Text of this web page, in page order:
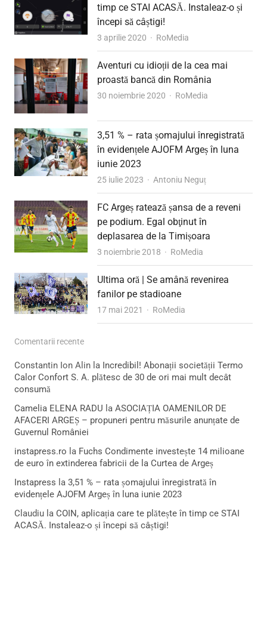
timp ce STAI ACASĂ. Instaleaz-o și
începi să câștigi!
3 aprilie 2020 Author
RoMedia
Aventuri cu idioții de la cea mai
proastă bancă din România
30 noiembrie 2020 Author
RoMedia
3,51 % – rata șomajului înregistrată
în evidențele AJOFM Argeș în luna
iunie 2023
25 iulie 2023 Author
Antoniu Neguț
FC Argeș ratează șansa de a reveni
pe podium. Egal obţinut în
deplasarea de la Timișoara
3 noiembrie 2018 Author
RoMedia
Ultima oră | Se amână revenirea
fanilor pe stadioane
17 mai 2021 Author
RoMedia
Comentarii recente
Constantin Ion Alin la Incredibil! Abonații societății Termo
Calor Confort S. A. plătesc de 30 de ori mai mult decât
consumă
Camelia ELENA RADU la ASOCIAȚIA OAMENILOR DE
AFACERI ARGEȘ – propuneri pentru măsurile anunțate de
Guvernul României
instapress.ro la Fuchs Condimente investește 14 milioane
de euro în extinderea fabricii de la Curtea de Argeș
Instapress la 3,51 % – rata șomajului înregistrată în
evidențele AJOFM Argeș în luna iunie 2023
Claudiu la COIN, aplicația care te plătește în timp ce STAI
ACASĂ. Instaleaz-o și începi să câștigi!